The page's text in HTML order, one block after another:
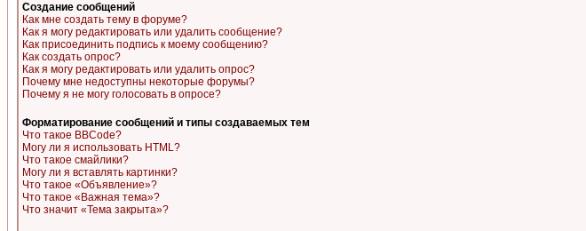
Создание сообщений
Как мне создать тему в форуме?
Как я могу редактировать или удалить сообщение?
Как присоединить подпись к моему сообщению?
Как создать опрос?
Как я могу редактировать или удалить опрос?
Почему мне недоступны некоторые форумы?
Почему я не могу голосовать в опросе?
Форматирование сообщений и типы создаваемых тем
Что такое BBCode?
Могу ли я использовать HTML?
Что такое смайлики?
Могу ли я вставлять картинки?
Что такое «Объявление»?
Что такое «Важная тема»?
Что значит «Тема закрыта»?